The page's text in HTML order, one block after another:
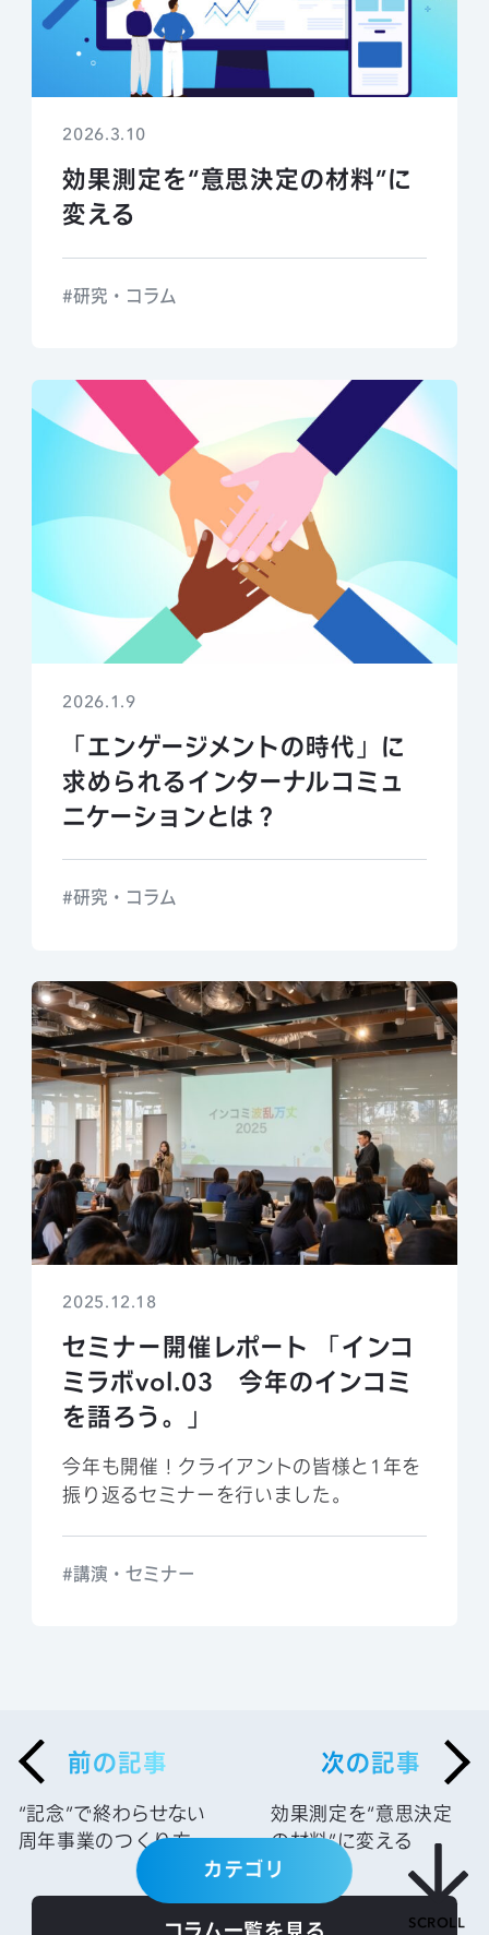
SCROLL
2026.3.10
効果測定を“意思決定の材料”に
変える
研究・コラム
2026.1.9
「エンゲージメントの時代」に
求められるインターナルコミュ
ニケーションとは？
研究・コラム
2025.12.18
セミナー開催レポート 「インコ
ミラボvol.03 今年のインコミ
を語ろう。」
今年も開催！クライアントの皆様と1年を
振り返るセミナーを行いました。
講演・セミナー
前の記事
“記念”で終わらせない
周年事業のつくり方
次の記事
効果測定を“意思決定
の材料”に変える
カテゴリ